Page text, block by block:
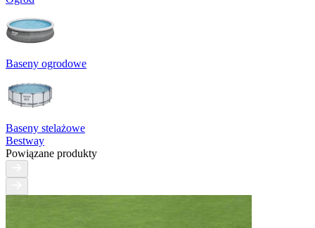
Baseny ogrodowe
Baseny stelażowe
Bestway
Powiązane produkty